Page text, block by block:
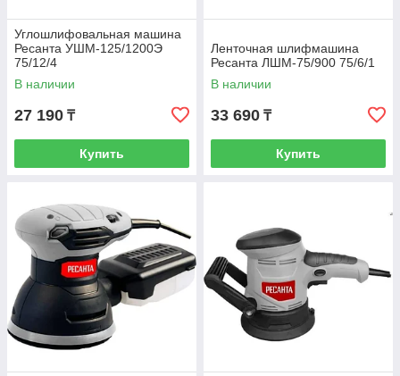
Углошлифовальная машина
Ресанта УШМ-125/1200Э
75/12/4
В наличии
27 190 ₸
Купить
Ленточная шлифмашина
Ресанта ЛШМ-75/900 75/6/1
В наличии
33 690 ₸
Купить